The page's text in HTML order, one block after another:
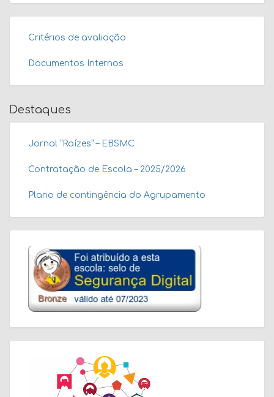
Critérios de avaliação
Documentos Internos
Destaques
Jornal “Raízes” – EBSMC
Contratação de Escola – 2025/2026
Plano de contingência do Agrupamento